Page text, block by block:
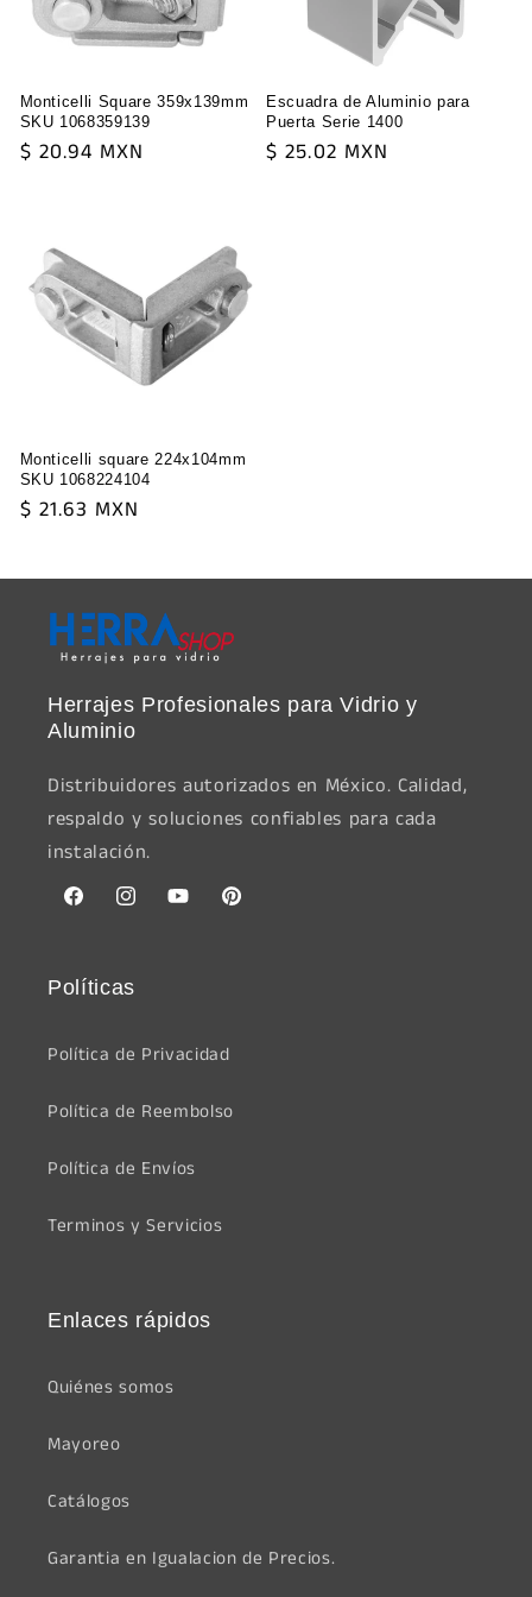
n
:
Monticelli Square 359x139mm
SKU 1068359139
Regular
$ 20.94 MXN
Escuadra de Aluminio para
Puerta Serie 1400
Regular
$ 25.02 MXN
Monticelli square 224x104mm
SKU 1068224104
Regular
$ 21.63 MXN
Herrajes Profesionales para Vidrio y
Aluminio
Distribuidores autorizados en México. Calidad,
respaldo y soluciones confiables para cada
instalación.
FacebookInstagramYouTubePinterest
Políticas
Política de Privacidad
Política de Reembolso
Política de Envíos
Terminos y Servicios
Enlaces rápidos
Quiénes somos
Mayoreo
Catálogos
Garantia en Igualacion de Precios.